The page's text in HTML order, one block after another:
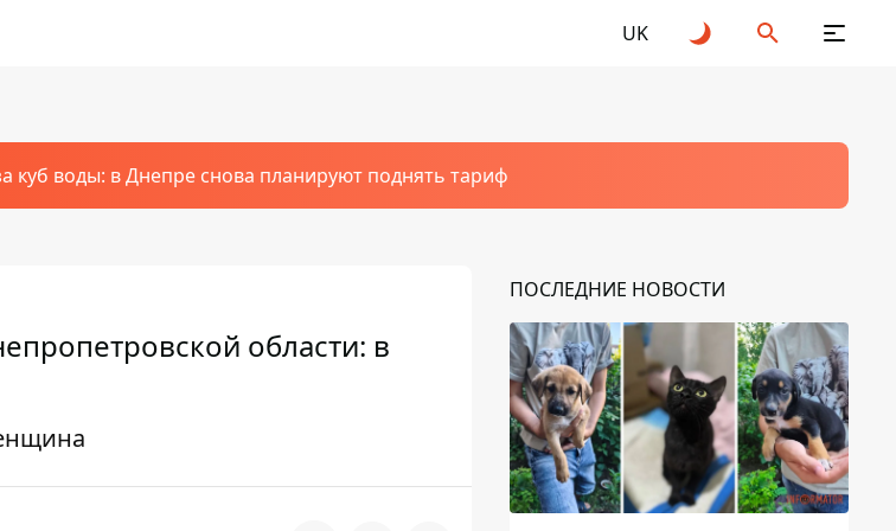
UK
куб воды: в Днепре снова планируют поднять тариф
области: в
ПОСЛЕДНИЕ НОВОСТИ